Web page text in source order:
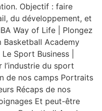
Objectif : faire
du développement, et
Way of Life | Plongez
Basketball Academy
Sport Business |
l’industrie du sport
de nos camps Portraits
Récaps de nos
Et peut-être